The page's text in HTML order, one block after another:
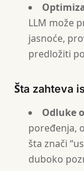
LLM može
jasnoće,
predložiti
Šta zahteva
Odluke
poređenja,
šta znači
duboko